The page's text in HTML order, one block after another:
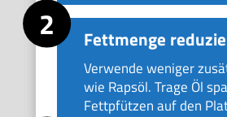
Fettmenge
Verwende weniger
wie Rapsöl. Trage Öl
Fettpfützen auf den